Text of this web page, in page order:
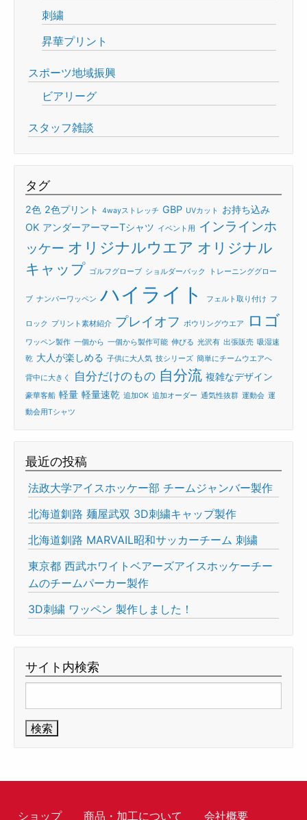
刺繍
昇華プリント
スポーツ地域振興
ビアリーグ
スタッフ雑談
タグ
2色 2色プリント 4wayストレッチ GBP UVカット
お持ち込み
OK アンダーアーマーTシャツ イベント用
インラインホ
ッケー オリジナルウエア オリジナル
キャップ ゴルフグローブ ショルダーバック トレーニンググロー
ブ ナンバーワッペン ハイライト フェルト取り付け フ
ロック プリント素材紹介 プレイオフ ボウリングウエア ロゴ
ワッペン製作 一個から 一個から製作可能 伸びる 光沢有 出張販売 吸湿速
乾 大人が楽しめる 子供に大人気 技シリーズ 簡単にチームウエアへ
背中に大きく 自分だけのもの 自分流 複雑なデザイン
豪華客船 軽量 軽量速乾 追加OK 追加オーダー 通気性抜群 運動会 運
動会用Tシャツ
最近の投稿
法政大学アイスホッケー部 チームジャンバー製作
北海道釧路 麺屋武双 3D刺繍キャップ製作
北海道釧路 MARVAIL昭和サッカーチーム 刺繍
東京都 西武ホワイトベアーズアイスホッケーチー
ムのチームパーカー製作
3D刺繍 ワッペン 製作しました！
サイト内検索
索:
ショップ 商品・加工について 会社概要